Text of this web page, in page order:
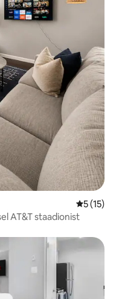
5 (15)
AT&T staadionist